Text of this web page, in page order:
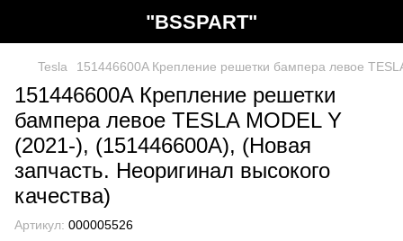
"BSSPART"
Tesla 151446600A Крепление решетки бампера левое
151446600A Крепление решетки
бампера левое TESLA MODEL Y
(2021-), (151446600A), (Новая
запчасть. Неоригинал высокого
качества)
Артикул: 000005526